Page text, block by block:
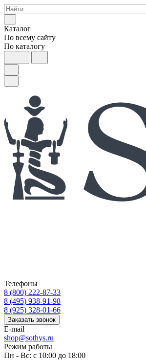
Каталог
По всему сайту
По каталогу
Телефоны
8 (800) 222-87-33
8 (495) 938-91-98
8 (925) 328-01-66
Заказать звонок
E-mail
shop@sothys.ru
Режим работы
Пн - Вс: с 10:00 до 18:00